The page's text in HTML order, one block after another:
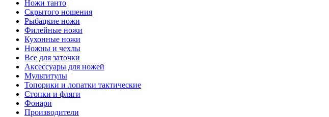
Ножи танто
Скрытого ношения
Рыбацкие ножи
Филейные ножи
Кухонные ножи
Ножны и чехлы
Все для заточки
Аксессуары для ножей
Мультитулы
Топорики и лопатки тактические
Стопки и фляги
Фонари
Производители